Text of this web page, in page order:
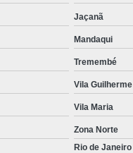
Jaçanã
Mandaqui
Tremembé
Vila Guilherme
Vila Maria
Zona Norte
Rio de Janeiro